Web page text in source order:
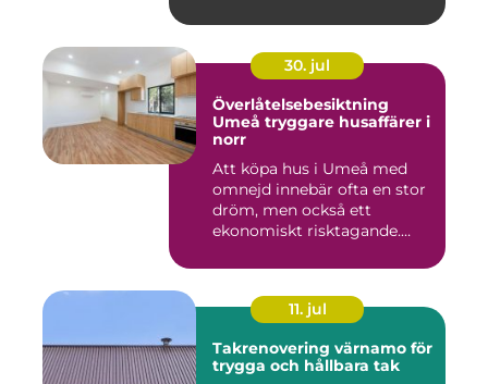
30. jul
Överlåtelsebesiktning
Umeå tryggare husaffärer i
norr
Att köpa hus i Umeå med
omnejd innebär ofta en stor
dröm, men också ett
ekonomiskt risktagande.
11. jul
Takrenovering värnamo för
trygga och hållbara tak